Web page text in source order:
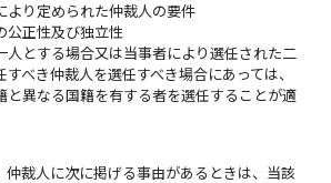
より定められた仲裁人の要件
公正性及び独立性
人とする場合又は当事者により選任された二
すべき仲裁人を選任すべき場合にあっては、
と異なる国籍を有する者を選任することが適
仲裁人に次に掲げる事由があるときは、当該